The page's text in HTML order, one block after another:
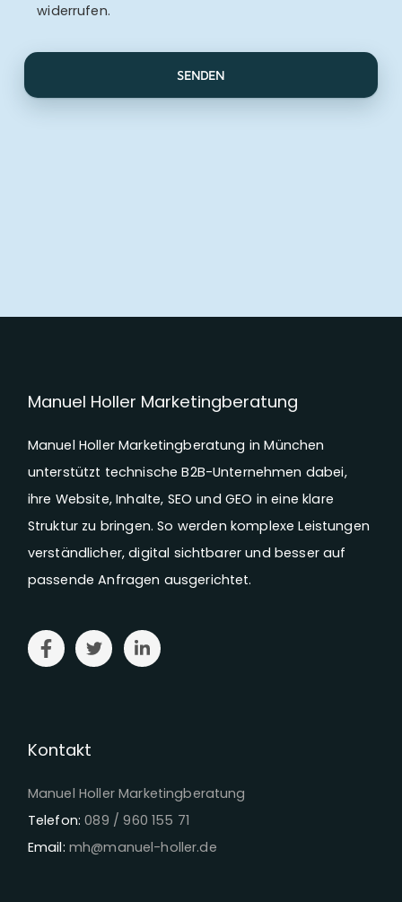
widerrufen.
e
Manuel Holler Marketingberatung
Manuel Holler Marketingberatung in München
unterstützt technische B2B-Unternehmen dabei,
ihre Website, Inhalte, SEO und GEO in eine klare
Struktur zu bringen. So werden komplexe Leistungen
verständlicher, digital sichtbarer und besser auf
passende Anfragen ausgerichtet.
Kontakt
Manuel Holler Marketingberatung
Telefon: 089 / 960 155 71
Email: mh@manuel-holler.de